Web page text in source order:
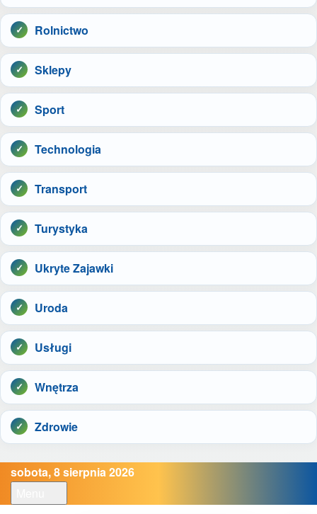
Rolnictwo
Sklepy
Sport
Technologia
Transport
Turystyka
Ukryte Zajawki
Uroda
Usługi
Wnętrza
Zdrowie
sobota, 8 sierpnia 2026